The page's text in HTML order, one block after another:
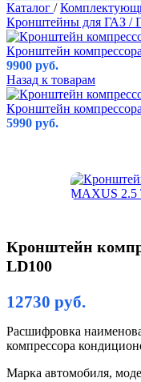
Каталог /
Кронштейны для ГАЗ /
Кронштейн
9900 руб.
Назад к товарам
Кронштейн
5990 руб.
Кронштейн
LD100
12730 руб.
Расшифровка
компрессора
Марка автомобиля,